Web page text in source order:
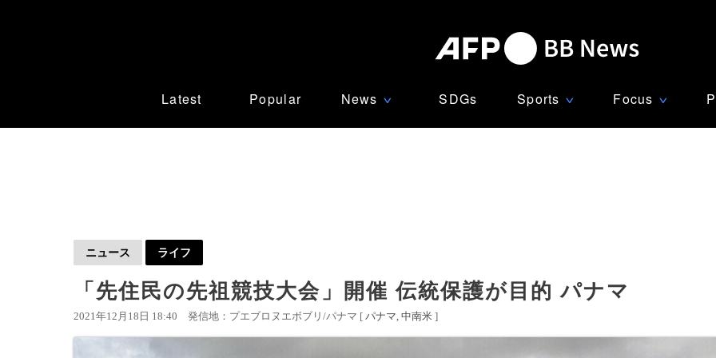
Latest Popular News ∨ SDGs Sports ∨ Focus ∨
ニュース ライフ
「先住民の先祖競技大会」開催 伝統保護が目的 パナマ
2021年12月18日 18:40 発信地：プエブロヌエボブリ/パナマ [ パナマ 中南米 ]